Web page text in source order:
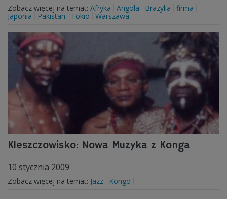
Zobacz więcej na temat: Afryka Angola Brazylia
firma
Japonia
Pakistan Tokio Warszawa
Kleszczowisko: Nowa Muzyka z Konga
10 stycznia 2009
Zobacz więcej na temat: Jazz Kongo